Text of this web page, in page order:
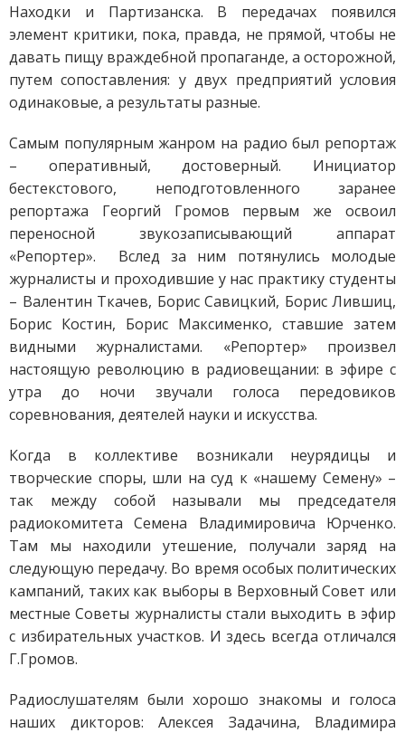
Находки и Партизанска. В передачах появился
элемент критики, пока, правда, не прямой, чтобы не
давать пищу враждебной пропаганде, а осторожной,
путем сопоставления: у двух предприятий условия
одинаковые, а результаты разные.
Самым популярным жанром на радио был репортаж
– оперативный, достоверный. Инициатор
бестекстового, неподготовленного заранее
репортажа Георгий Громов первым же освоил
переносной звукозаписывающий аппарат
«Репортер». Вслед за ним потянулись молодые
журналисты и проходившие у нас практику студенты
– Валентин Ткачев, Борис Савицкий, Борис Лившиц,
Борис Костин, Борис Максименко, ставшие затем
видными журналистами. «Репортер» произвел
настоящую революцию в радиовещании: в эфире с
утра до ночи звучали голоса передовиков
соревнования, деятелей науки и искусства.
Когда в коллективе возникали неурядицы и
творческие споры, шли на суд к «нашему Семену» –
так между собой называли мы председателя
радиокомитета Семена Владимировича Юрченко.
Там мы находили утешение, получали заряд на
следующую передачу. Во время особых политических
кампаний, таких как выборы в Верховный Совет или
местные Советы журналисты стали выходить в эфир
с избирательных участков. И здесь всегда отличался
Г.Громов.
Радиослушателям были хорошо знакомы и голоса
наших дикторов: Алексея Задачина, Владимира